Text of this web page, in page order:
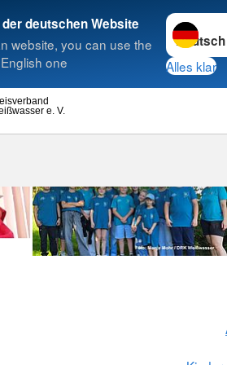
deutschen Website
website, you can use the
one
Sprache
Alles klar
e. V.
Suche